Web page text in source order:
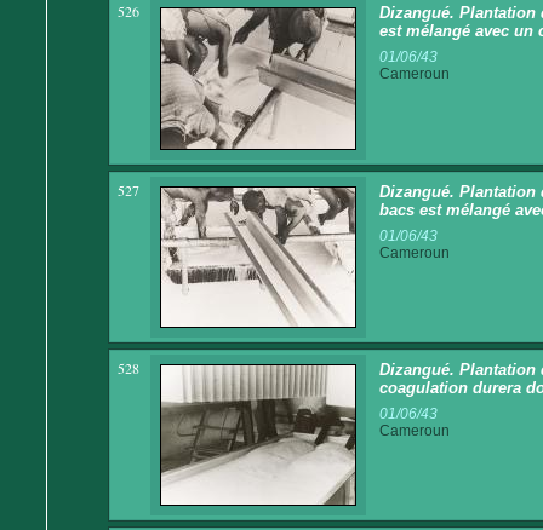
526
Dizangué. Plantation
est mélangé avec un
01/06/43
Cameroun
527
Dizangué. Plantation
bacs est mélangé
01/06/43
Cameroun
528
Dizangué. Plantation
coagulation durera
01/06/43
Cameroun